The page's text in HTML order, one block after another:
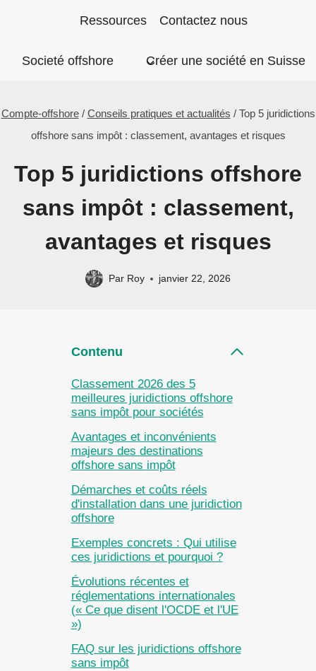
contenu
Ressources Contactez nous
Societé offshore Créer une société en Suisse
Compte-offshore / Conseils pratiques et actualités / Top 5 juridictions
offshore sans impôt : classement, avantages et risques
Top 5 juridictions offshore
sans impôt : classement,
avantages et risques
Par Roy janvier 22, 2026
Contenu
Classement 2026 des 5
meilleures juridictions offshore
sans impôt pour sociétés
Avantages et inconvénients
majeurs des destinations
offshore sans impôt
Démarches et coûts réels
d'installation dans une juridiction
offshore
Exemples concrets : Qui utilise
ces juridictions et pourquoi ?
Évolutions récentes et
réglementations internationales
(« Ce que disent l'OCDE et l'UE
»)
FAQ sur les juridictions offshore
sans impôt